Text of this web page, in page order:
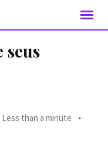
seus
Less than a minute